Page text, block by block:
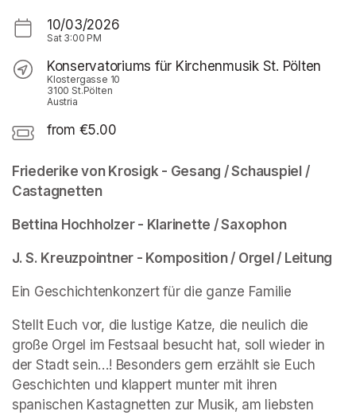
10/03/2026
Sat 3:00 PM
Konservatoriums für Kirchenmusik St. Pölten
Klostergasse 10
3100 St.Pölten
Austria
from €5.00
Friederike von Krosigk - Gesang / Schauspiel /
Castagnetten
Bettina Hochholzer - Klarinette / Saxophon
J. S. Kreuzpointner - Komposition / Orgel / Leitung
Ein Geschichtenkonzert für die ganze Familie
Stellt Euch vor, die lustige Katze, die neulich die
große Orgel im Festsaal besucht hat, soll wieder in
der Stadt sein…! Besonders gern erzählt sie Euch
Geschichten und klappert munter mit ihren
spanischen Kastagnetten zur Musik, am liebsten